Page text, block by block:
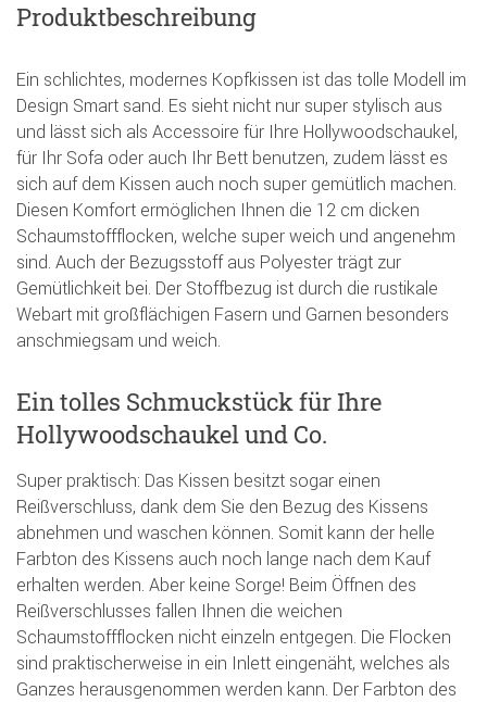
Produktbeschreibung
Ein schlichtes, modernes Kopfkissen ist das tolle Modell im
Design Smart sand. Es sieht nicht nur super stylisch aus
und lässt sich als Accessoire für Ihre Hollywoodschaukel,
für Ihr Sofa oder auch Ihr Bett benutzen, zudem lässt es
sich auf dem Kissen auch noch super gemütlich machen.
Diesen Komfort ermöglichen Ihnen die 12 cm dicken
Schaumstoffflocken, welche super weich und angenehm
sind. Auch der Bezugsstoff aus Polyester trägt zur
Gemütlichkeit bei. Der Stoffbezug ist durch die rustikale
Webart mit großflächigen Fasern und Garnen besonders
anschmiegsam und weich.
Ein tolles Schmuckstück für Ihre
Hollywoodschaukel und Co.
Super praktisch: Das Kissen besitzt sogar einen
Reißverschluss, dank dem Sie den Bezug des Kissens
abnehmen und waschen können. Somit kann der helle
Farbton des Kissens auch noch lange nach dem Kauf
erhalten werden. Aber keine Sorge! Beim Öffnen des
Reißverschlusses fallen Ihnen die weichen
Schaumstoffflocken nicht einzeln entgegen. Die Flocken
sind praktischerweise in ein Inlett eingenäht, welches als
Ganzes herausgenommen werden kann. Der Farbton des